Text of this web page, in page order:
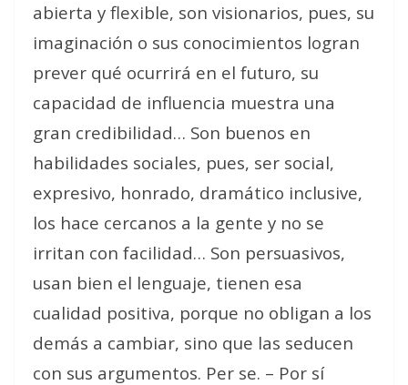
abierta y flexible, son visionarios, pues, su
imaginación o sus conocimientos logran
prever qué ocurrirá en el futuro, su
capacidad de influencia muestra una
gran credibilidad… Son buenos en
habilidades sociales, pues, ser social,
expresivo, honrado, dramático inclusive,
los hace cercanos a la gente y no se
irritan con facilidad… Son persuasivos,
usan bien el lenguaje, tienen esa
cualidad positiva, porque no obligan a los
demás a cambiar, sino que las seducen
con sus argumentos. Per se. – Por sí